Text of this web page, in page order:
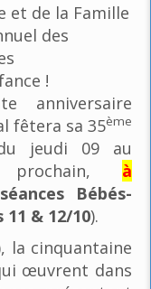
et de la Famille
des
!
anniversaire
fêtera sa 35ème
jeudi 09 au
prochain, à
Bébés-
& 12/10).
la cinquantaine
œuvrent dans